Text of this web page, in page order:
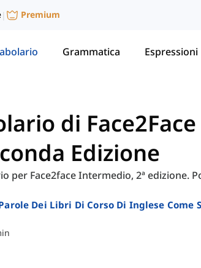
| Premium
Grammatica Espressioni
di Face2Face
Edizione
per Face2face Intermedio, 2ª edizione.
Dei Libri Di Corso Di Inglese Come